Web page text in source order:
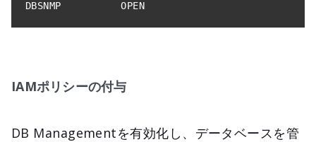
DBSNMP          OPEN
IAMポリシーの付与
DB Managementを有効化し、データベースを管